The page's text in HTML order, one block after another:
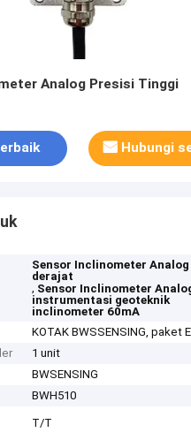
Analog Presisi Tinggi
Hubungi
Sensor Inclinometer Analog
derajat
, Sensor Inclinometer
instrumentasi geoteknik
inclinometer 60mA
KOTAK BWSSENSING, paket
1 unit
BWSENSING
BWH510
T/T